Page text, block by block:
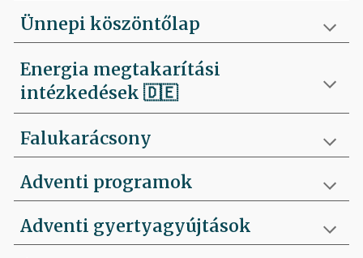
Ünnepi köszöntőlap
Energia megtakarítási
intézkedések 🇩🇪
Falukarácsony
Adventi programok
Adventi gyertyagyújtások